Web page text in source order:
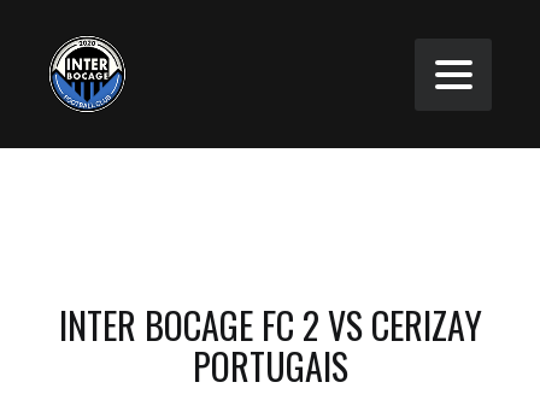
INTER BOCAGE FC 2 VS CERIZAY
PORTUGAIS